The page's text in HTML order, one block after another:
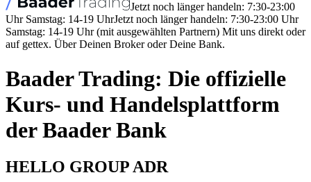
Jetzt noch länger handeln: 7:30-23:00
Uhr Samstag: 14-19 UhrJetzt noch länger handeln: 7:30-23:00 Uhr
Samstag: 14-19 Uhr (mit ausgewählten Partnern) Mit uns direkt oder
auf gettex. Über Deinen Broker oder Deine Bank.
Baader Trading: Die offizielle
Kurs- und Handelsplattform
der Baader Bank
HELLO GROUP ADR